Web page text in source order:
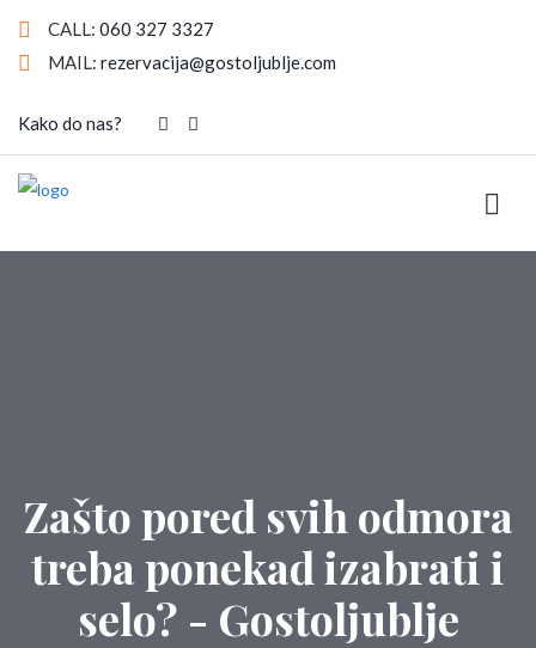
CALL: 060 327 3327
MAIL: rezervacija@gostoljublje.com
Kako do nas?
Zašto pored svih odmora
treba ponekad izabrati i
selo? - Gostoljublje